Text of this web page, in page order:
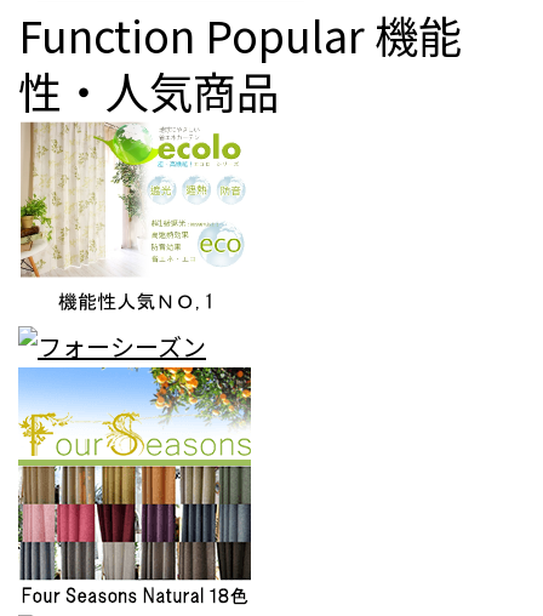
Function Popular機能
性・人気商品